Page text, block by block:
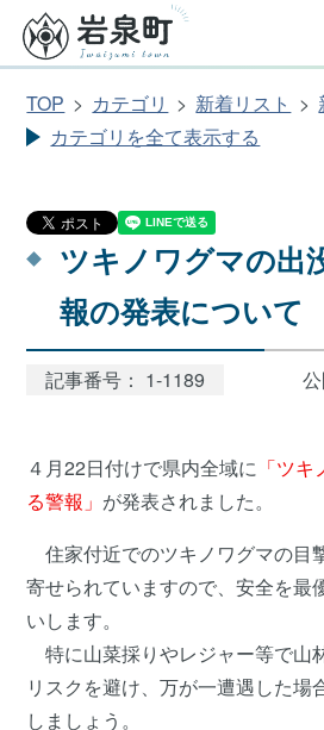
TOP カテゴリ 新着リスト
カテゴリを全て表示する
ツキノワグマの出
報の発表について
記事番号： 1-1189
４月22日付けで県内全域に 「ツ
る警報」 が発表されました。
住家付近でのツキノワグマの目
寄せられていますので、安全を最
いします。
特に山菜採りやレジャー等で山
リスクを避け、万が一遭遇した場
しましょう。